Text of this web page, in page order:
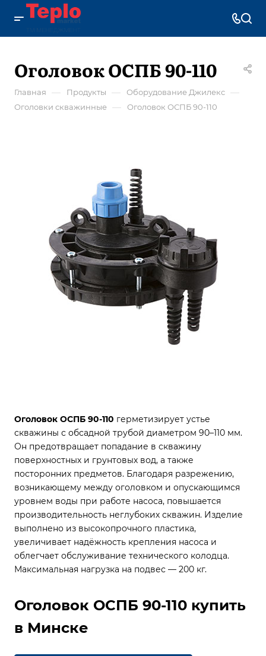
Оголовок ОСПБ 90-110
Главная — Продукты — Оборудование Джилекс —
Оголовки скважинные — Оголовок ОСПБ 90-110
Оголовок ОСПБ 90-110 герметизирует устье
скважины с обсадной трубой диаметром 90–110 мм.
Он предотвращает попадание в скважину
поверхностных и грунтовых вод, а также
посторонних предметов. Благодаря разрежению,
возникающему между оголовком и опускающимся
уровнем воды при работе насоса, повышается
производительность неглубоких скважин. Изделие
выполнено из высокопрочного пластика,
увеличивает надёжность крепления насоса и
облегчает обслуживание технического колодца.
Максимальная нагрузка на подвес — 200 кг.
Оголовок ОСПБ 90-110 купить
в Минске